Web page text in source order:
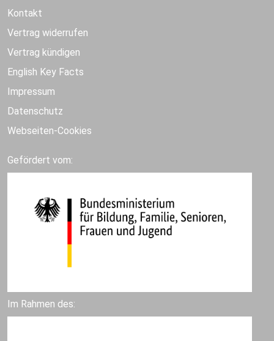
Kontakt
Vertrag widerrufen
Vertrag kündigen
English Key Facts
Impressum
Datenschutz
Webseiten-Cookies
Gefördert vom:
Im Rahmen des: